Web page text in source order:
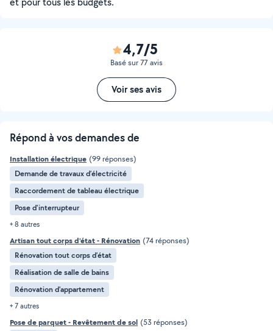
4,7/5
Basé sur 77 avis
Voir ses avis
Répond à vos demandes de
Installation électrique (99 réponses)
Demande de travaux d’électricité
Raccordement de tableau électrique
Pose d'interrupteur
+ 8 autres
Artisan tout corps d'état - Rénovation (74 réponses)
Rénovation tout corps d’état
Réalisation de salle de bains
Rénovation d'appartement
+ 7 autres
Pose de parquet - Revêtement de sol (53 réponses)